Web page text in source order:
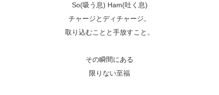
So(吸う息) Ham(吐く息)
チャージとディチャージ。
取り込むことと手放すこと。
その瞬間にある
限りない至福